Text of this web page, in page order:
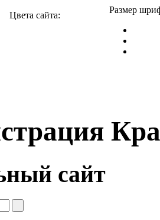
Цвета сайта:
Размер
сайт